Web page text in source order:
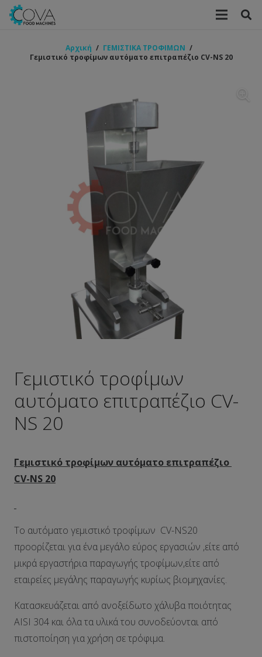
Αρχική / ΓΕΜΙΣΤΙΚΑ ΤΡΟΦΙΜΩΝ /
Γεμιστικό τροφίμων αυτόματο επιτραπέζιο CV-NS 20
Γεμιστικό τροφίμων
αυτόματο επιτραπέζιο CV-
NS 20
Γεμιστικό τροφίμων αυτόματο επιτραπέζιο
CV-NS 20
Το αυτόματο γεμιστικό τροφίμων CV-NS20
προορίζεται για ένα μεγάλο εύρος εργασιών ,είτε από
μικρά εργαστήρια παραγωγής τροφίμων,είτε από
εταιρείες μεγάλης παραγωγής κυρίως βιομηχανίες.
Κατασκευάζεται από ανοξείδωτο χάλυβα ποιότητας
AISI 304 και όλα τα υλικά του συνοδεύονται από
πιστοποίηση για χρήση σε τρόφιμα.